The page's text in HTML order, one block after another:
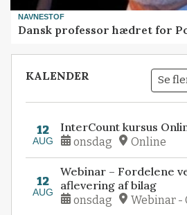
NAVNESTOF
Dansk professor hædret for
KALENDER Se
12
AUG
InterCount kursus
onsdag Online
12
AUG
Webinar – Fordelene
aflevering af bilag
onsdag Webinar -